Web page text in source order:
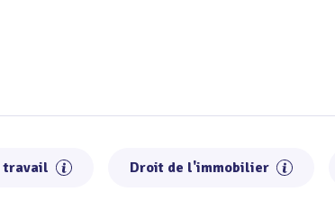
travail Droit de l'immobilier